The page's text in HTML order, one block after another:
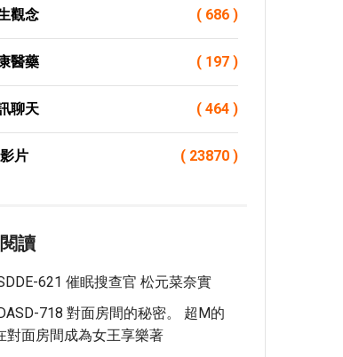
觀念 ( 686 )
醫藥 ( 197 )
聊天 ( 464 )
片 ( 23870 )
讀
621 催眠搜查官 松元菜奈實
718 對面房間的秘密。 超M的
對面房間成為女王享樂著